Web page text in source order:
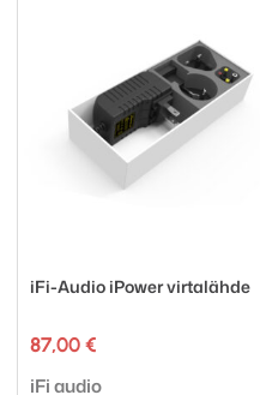
Cartridge Weight: 9g
iFi-Audio iPower virtalähde
87,00 €
Tuotemerkki:
iFi audio